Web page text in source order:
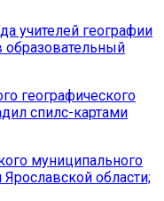
учителей географии
образовательный
географического
спилс-картами
муниципального
области;